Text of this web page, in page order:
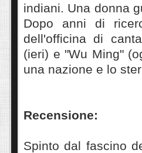
indiani. Una donna
Dopo anni di
dell'officina di
(ieri) e "Wu Ming"
una nazione e lo
Recensione:
Spinto dal fascino